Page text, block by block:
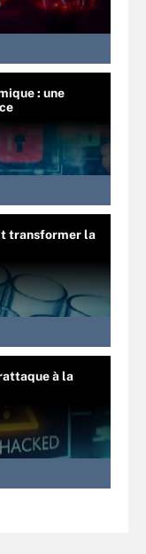
: une
transformer la
à la